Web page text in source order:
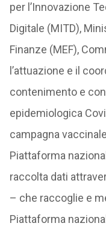
per l’Innovazione
Digitale (MITD),
Finanze (MEF),
l’attuazione e il
contenimento e
epidemiologica
campagna
Piattaforma
raccolta dati
– che raccoglie e
Piattaforma